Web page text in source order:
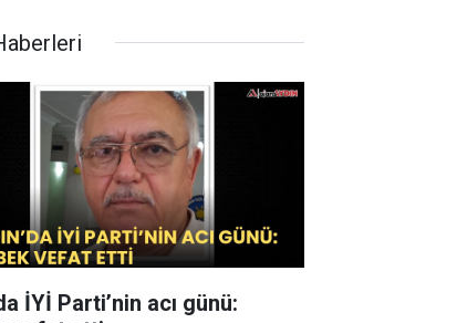
İYİ Parti’nin acı günü: